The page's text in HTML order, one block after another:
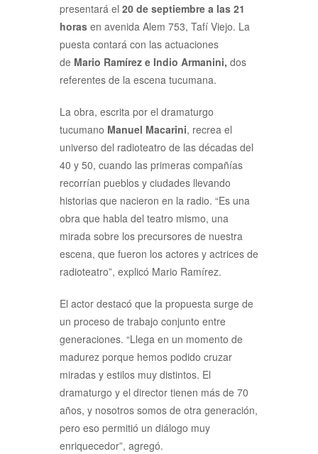
presentará el 20 de septiembre a las 21
horas en avenida Alem 753, Tafí Viejo. La
puesta contará con las actuaciones
de Mario Ramírez e Indio Armanini, dos
referentes de la escena tucumana.
La obra, escrita por el dramaturgo
tucumano Manuel Macarini, recrea el
universo del radioteatro de las décadas del
40 y 50, cuando las primeras compañías
recorrían pueblos y ciudades llevando
historias que nacieron en la radio. “Es una
obra que habla del teatro mismo, una
mirada sobre los precursores de nuestra
escena, que fueron los actores y actrices de
radioteatro”, explicó Mario Ramírez.
El actor destacó que la propuesta surge de
un proceso de trabajo conjunto entre
generaciones. “Llega en un momento de
madurez porque hemos podido cruzar
miradas y estilos muy distintos. El
dramaturgo y el director tienen más de 70
años, y nosotros somos de otra generación,
pero eso permitió un diálogo muy
enriquecedor”, agregó.